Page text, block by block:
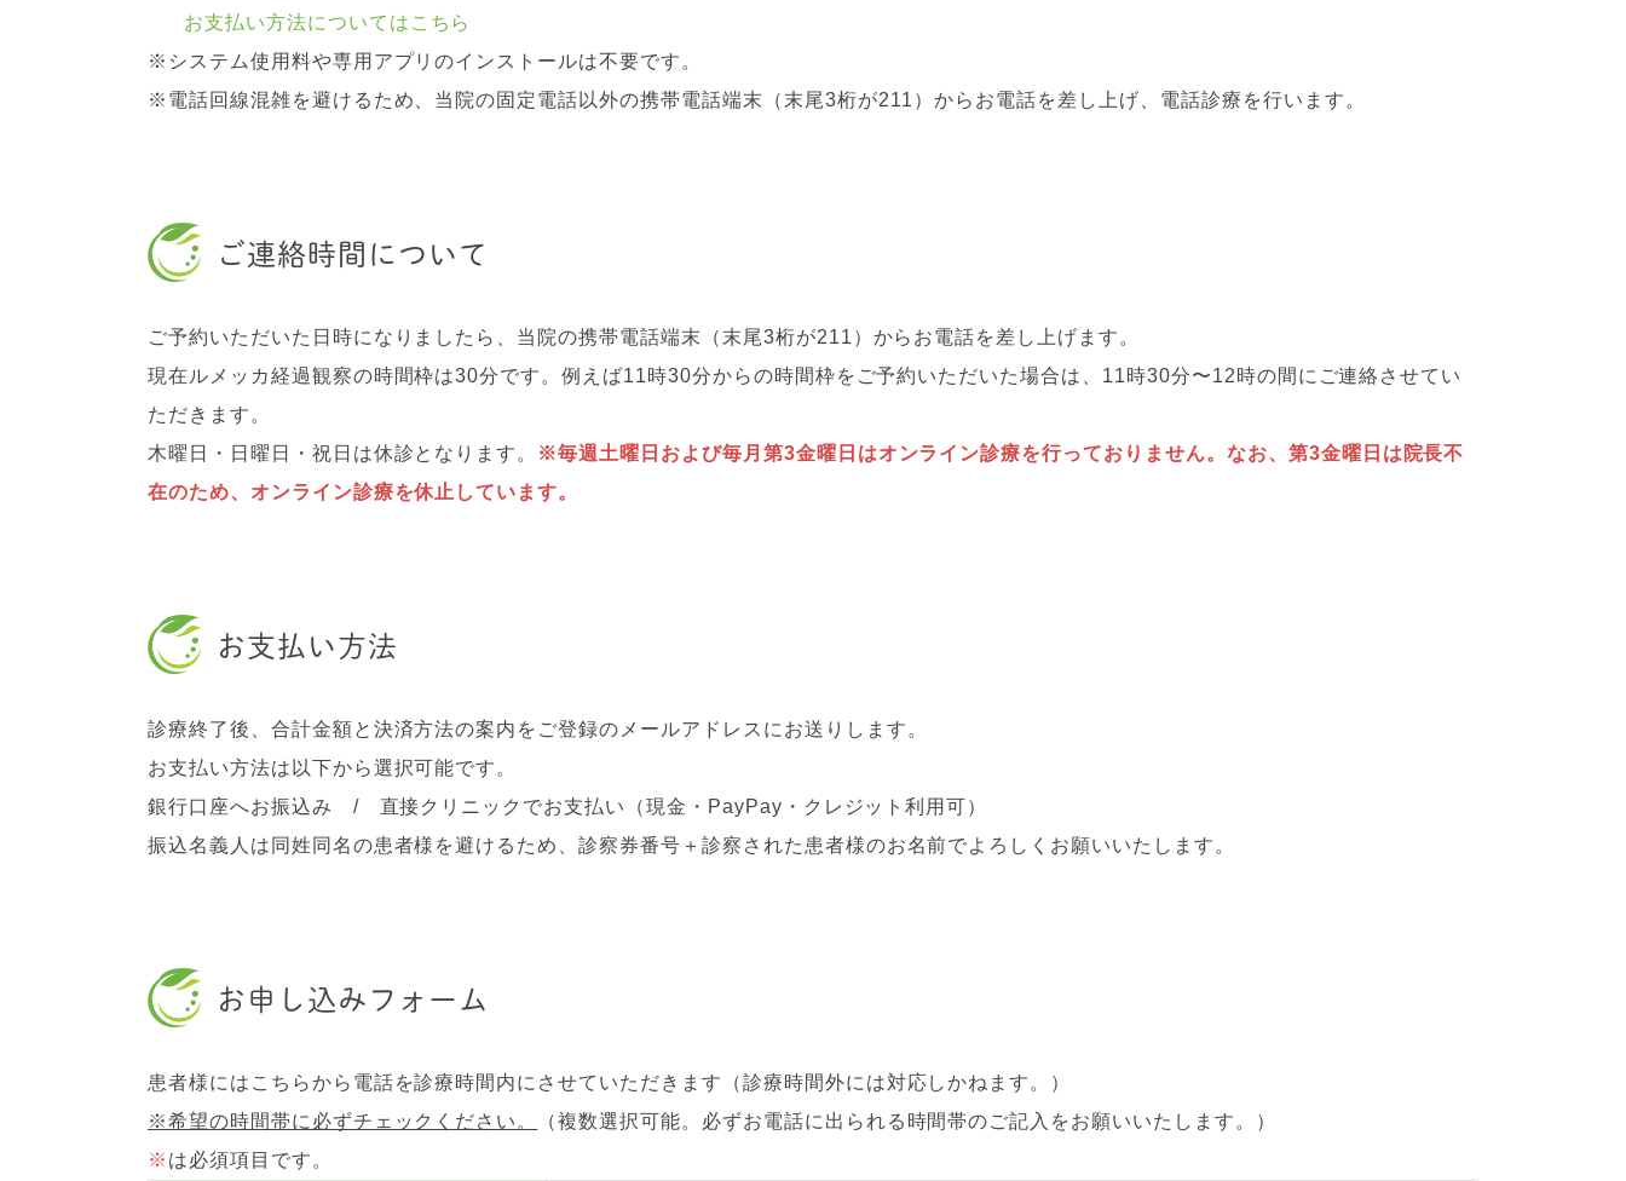
お支払い方法についてはこちら
※システム使用料や専用アプリのインストールは不要です。
※電話回線混雑を避けるため、当院の固定電話以外の携帯電話端末（末尾3桁が211）からお電話を差し上げ、電話診療を行います。
ご連絡時間について
ご予約いただいた日時になりましたら、当院の携帯電話端末（末尾3桁が211）からお電話を差し上げます。
現在ルメッカ経過観察の時間枠は30分です。例えば11時30分からの時間枠をご予約いただいた場合は、11時30分〜12時の間にご連絡させてい
ただきます。
木曜日・日曜日・祝日は休診となります。
※毎週土曜日および毎月第3金曜日はオンライン診療を行っておりません。なお、第3金曜日は院長不
在のため、オンライン診療を休止しています。
お支払い方法
診療終了後、合計金額と決済方法の案内をご登録のメールアドレスにお送りします。
お支払い方法は以下から選択可能です。
銀行口座へお振込み / 直接クリニックでお支払い（現金・PayPay・クレジット利用可）
振込名義人は同姓同名の患者様を避けるため、診察券番号＋診察された患者様のお名前でよろしくお願いいたします。
お申し込みフォーム
患者様にはこちらから電話を診療時間内にさせていただきます（診療時間外には対応しかねます。）
※希望の時間帯に必ずチェックください。
（複数選択可能。必ずお電話に出られる時間帯のご記入をお願いいたします。）
※ は必須項目です。